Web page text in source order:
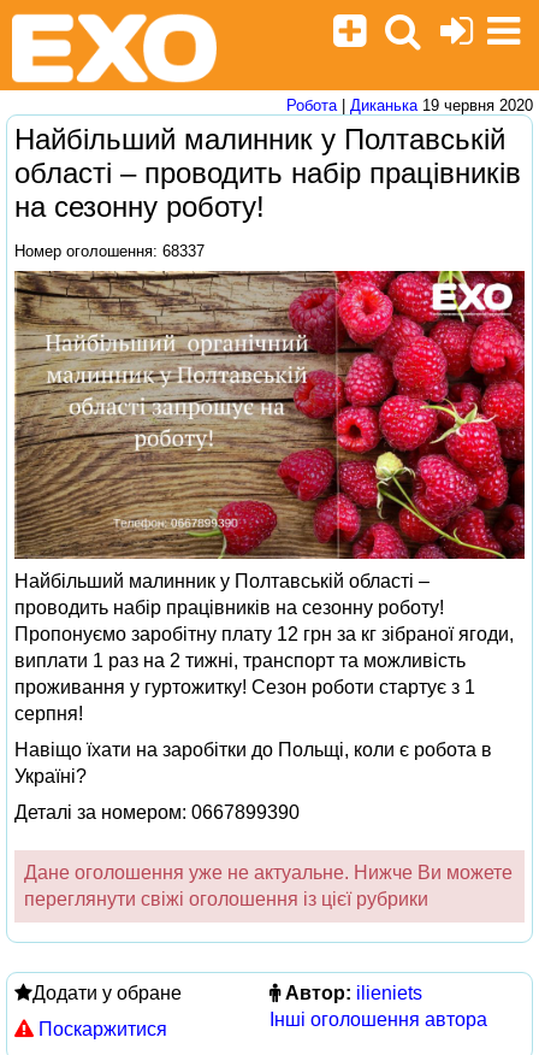
Робота| Диканька19 червня 2020
Найбільший малинник у Полтавській
області – проводить набір працівників
на сезонну роботу!
Номер оголошення: 68337
Найбільший малинник у Полтавській області –
проводить набір працівників на сезонну роботу!
Пропонуємо заробітну плату 12 грн за кг зібраної ягоди,
виплати 1 раз на 2 тижні, транспорт та можливість
проживання у гуртожитку! Сезон роботи стартує з 1
серпня!
Навіщо їхати на заробітки до Польщі, коли є робота в
Україні?
Деталі за номером: 0667899390
Дане оголошення уже не актуальне. Нижче Ви можете
переглянути свіжі оголошення із цієї рубрики
Додати у обране
Поскаржитися
Автор: ilieniets
Інші оголошення автора